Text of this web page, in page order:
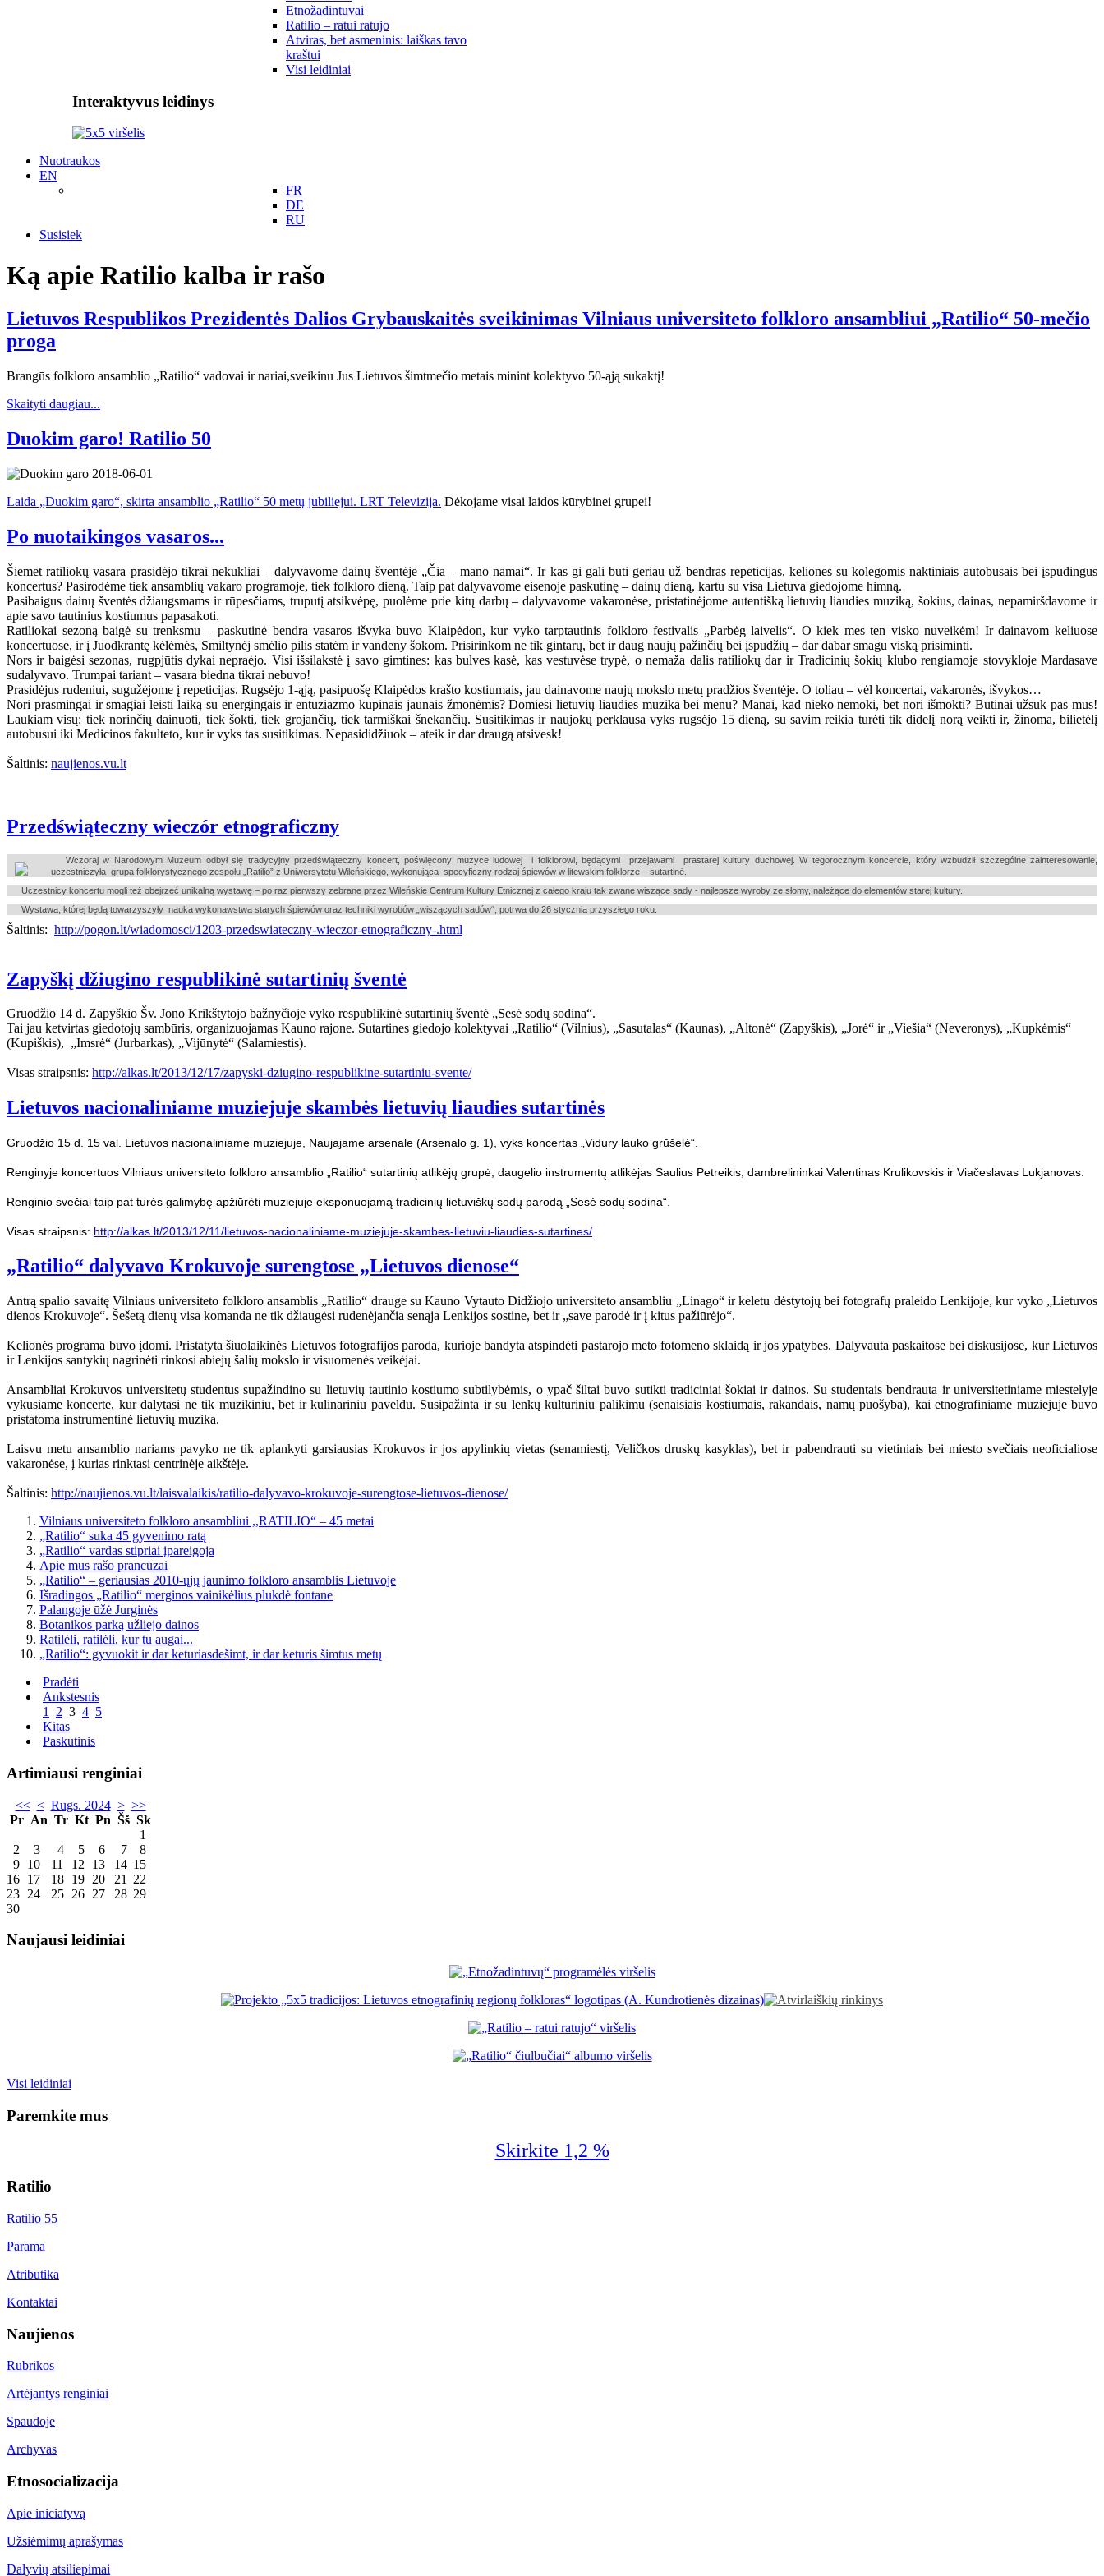
Etnožadintuvai
Ratilio – ratui ratujo
Atviras, bet asmeninis: laiškas tavo
kraštui
Visi leidiniai
Interaktyvus leidinys
Nuotraukos
EN
FR
DE
RU
Susisiek
Ką apie Ratilio kalba ir rašo
Lietuvos Respublikos Prezidentės Dalios Grybauskaitės sveikinimas Vilniaus universiteto folkloro ansambliui „Ratilio“ 50-mečio
proga
Brangūs folkloro ansamblio „Ratilio“ vadovai ir nariai,sveikinu Jus Lietuvos šimtmečio metais minint kolektyvo 50-ąją sukaktį!
Skaityti daugiau...
Duokim garo! Ratilio 50
Laida „Duokim garo“, skirta ansamblio „Ratilio“ 50 metų jubiliejui. LRT Televizija. Dėkojame visai laidos kūrybinei grupei!
Po nuotaikingos vasaros...
Šiemet ratiliokų vasara prasidėjo tikrai nekukliai – dalyvavome dainų šventėje „Čia – mano namai“. Ir kas gi gali būti geriau už bendras repeticijas, keliones su kolegomis naktiniais autobusais bei įspūdingus
koncertus? Pasirodėme tiek ansamblių vakaro programoje, tiek folkloro dieną. Taip pat dalyvavome eisenoje paskutinę – dainų dieną, kartu su visa Lietuva giedojome himną.
Pasibaigus dainų šventės džiaugsmams ir rūpesčiams, truputį atsikvėpę, puolėme prie kitų darbų – dalyvavome vakaronėse, pristatinėjome autentišką lietuvių liaudies muziką, šokius, dainas, nepamiršdavome ir
apie savo tautinius kostiumus papasakoti.
Ratiliokai sezoną baigė su trenksmu – paskutinė bendra vasaros išvyka buvo Klaipėdon, kur vyko tarptautinis folkloro festivalis „Parbėg laivelis“. O kiek mes ten visko nuveikėm! Ir dainavom keliuose
koncertuose, ir į Juodkrantę kėlėmės, Smiltynėj smėlio pilis statėm ir vandeny šokom. Prisirinkom ne tik gintarų, bet ir daug naujų pažinčių bei įspūdžių – dar dabar smagu viską prisiminti.
Nors ir baigėsi sezonas, rugpjūtis dykai nepraėjo. Visi išsilakstė į savo gimtines: kas bulves kasė, kas vestuvėse trypė, o nemaža dalis ratiliokų dar ir Tradicinių šokių klubo rengiamoje stovykloje Mardasave
sudalyvavo. Trumpai tariant – vasara biedna tikrai nebuvo!
Prasidėjus rudeniui, sugužėjome į repeticijas. Rugsėjo 1-ąją, pasipuošę Klaipėdos krašto kostiumais, jau dainavome naujų mokslo metų pradžios šventėje. O toliau – vėl koncertai, vakaronės, išvykos…
Nori prasmingai ir smagiai leisti laiką su energingais ir entuziazmo kupinais jaunais žmonėmis? Domiesi lietuvių liaudies muzika bei menu? Manai, kad nieko nemoki, bet nori išmokti? Būtinai užsuk pas mus!
Laukiam visų: tiek norinčių dainuoti, tiek šokti, tiek grojančių, tiek tarmiškai šnekančių. Susitikimas ir naujokų perklausa vyks rugsėjo 15 dieną, su savim reikia turėti tik didelį norą veikti ir, žinoma, bilietėlį
autobusui iki Medicinos fakulteto, kur ir vyks tas susitikimas. Nepasididžiuok – ateik ir dar draugą atsivesk!
Šaltinis: naujienos.vu.lt
Przedświąteczny wieczór etnograficzny
Wczoraj w Narodowym Muzeum odbył się tradycyjny przedświąteczny koncert, poświęcony muzyce ludowej i folklorowi, będącymi przejawami prastarej kultury duchowej. W tegorocznym koncercie, który wzbudził szczególne zainteresowanie,
uczestniczyła grupa folklorystycznego zespołu „Ratilio” z Uniwersytetu Wileńskiego, wykonująca specyficzny rodzaj śpiewów w litewskim folklorze – sutartinė.
Uczestnicy koncertu mogli też obejrzeć unikalną wystawę – po raz pierwszy zebrane przez Wileńskie Centrum Kultury Etnicznej z całego kraju tak zwane wiszące sady - najlepsze wyroby ze słomy, należące do elementów starej kultury.
Wystawa, której będą towarzyszyły nauka wykonawstwa starych śpiewów oraz techniki wyrobów „wiszących sadów“, potrwa do 26 stycznia przyszłego roku.
Šaltinis: http://pogon.lt/wiadomosci/1203-przedswiateczny-wieczor-etnograficzny-.html
Zapyškį džiugino respublikinė sutartinių šventė
Gruodžio 14 d. Zapyškio Šv. Jono Krikštytojo bažnyčioje vyko respublikinė sutartinių šventė „Sesė sodų sodina“.
Tai jau ketvirtas giedotojų sambūris, organizuojamas Kauno rajone. Sutartines giedojo kolektyvai „Ratilio“ (Vilnius), „Sasutalas“ (Kaunas), „Altonė“ (Zapyškis), „Jorė“ ir „Viešia“ (Neveronys), „Kupkėmis“
(Kupiškis), „Imsrė“ (Jurbarkas), „Vijūnytė“ (Salamiestis).
Visas straipsnis: http://alkas.lt/2013/12/17/zapyski-dziugino-respublikine-sutartiniu-svente/
Lietuvos nacionaliniame muziejuje skambės lietuvių liaudies sutartinės
Gruodžio 15 d. 15 val. Lietuvos nacionaliniame muziejuje, Naujajame arsenale (Arsenalo g. 1), vyks koncertas „Vidury lauko grūšelė“.
Renginyje koncertuos Vilniaus universiteto folkloro ansamblio „Ratilio“ sutartinių atlikėjų grupė, daugelio instrumentų atlikėjas Saulius Petreikis, dambrelininkai Valentinas Krulikovskis ir Viačeslavas Lukjanovas.
Renginio svečiai taip pat turės galimybę apžiūrėti muziejuje eksponuojamą tradicinių lietuviškų sodų parodą „Sesė sodų sodina“.
Visas straipsnis: http://alkas.lt/2013/12/11/lietuvos-nacionaliniame-muziejuje-skambes-lietuviu-liaudies-sutartines/
„Ratilio“ dalyvavo Krokuvoje surengtose „Lietuvos dienose“
Antrą spalio savaitę Vilniaus universiteto folkloro ansamblis „Ratilio“ drauge su Kauno Vytauto Didžiojo universiteto ansambliu „Linago“ ir keletu dėstytojų bei fotografų praleido Lenkijoje, kur vyko „Lietuvos
dienos Krokuvoje“. Šešetą dienų visa komanda ne tik džiaugėsi rudenėjančia senąja Lenkijos sostine, bet ir „save parodė ir į kitus pažiūrėjo“.
Kelionės programa buvo įdomi. Pristatyta šiuolaikinės Lietuvos fotografijos paroda, kurioje bandyta atspindėti pastarojo meto fotomeno sklaidą ir jos ypatybes. Dalyvauta paskaitose bei diskusijose, kur Lietuvos
ir Lenkijos santykių nagrinėti rinkosi abiejų šalių mokslo ir visuomenės veikėjai.
Ansambliai Krokuvos universitetų studentus supažindino su lietuvių tautinio kostiumo subtilybėmis, o ypač šiltai buvo sutikti tradiciniai šokiai ir dainos. Su studentais bendrauta ir universitetiniame miestelyje
vykusiame koncerte, kur dalytasi ne tik muzikiniu, bet ir kulinariniu paveldu. Susipažinta ir su lenkų kultūriniu palikimu (senaisiais kostiumais, rakandais, namų puošyba), kai etnografiniame muziejuje buvo
pristatoma instrumentinė lietuvių muzika.
Laisvu metu ansamblio nariams pavyko ne tik aplankyti garsiausias Krokuvos ir jos apylinkių vietas (senamiestį, Veličkos druskų kasyklas), bet ir pabendrauti su vietiniais bei miesto svečiais neoficialiose
vakaronėse, į kurias rinktasi centrinėje aikštėje.
Šaltinis: http://naujienos.vu.lt/laisvalaikis/ratilio-dalyvavo-krokuvoje-surengtose-lietuvos-dienose/
Vilniaus universiteto folkloro ansambliui ,,RATILIO“ – 45 metai
„Ratilio“ suka 45 gyvenimo ratą
„Ratilio“ vardas stipriai įpareigoja
Apie mus rašo prancūzai
„Ratilio“ – geriausias 2010-ųjų jaunimo folkloro ansamblis Lietuvoje
Išradingos „Ratilio“ merginos vainikėlius plukdė fontane
Palangoje ūžė Jurginės
Botanikos parką užliejo dainos
Ratilėli, ratilėli, kur tu augai...
„Ratilio“: gyvuokit ir dar keturiasdešimt, ir dar keturis šimtus metų
Pradėti
Ankstesnis
1
2 3 4 5
Kitas
Paskutinis
Artimiausi renginiai
<< < Rugs. 2024 > >>
Pr An Tr Kt Pn Šš Sk
1
2
3 4 5 6 7
8
9 10 11 12 13 14 15
16 17 18 19 20 21
22
23 24 25 26 27 28 29
30
Naujausi leidiniai
Visi leidiniai
Paremkite mus
Skirkite 1,2 %
Ratilio
Ratilio 55
Parama
Atributika
Kontaktai
Naujienos
Rubrikos
Artėjantys renginiai
Spaudoje
Archyvas
Etnosocializacija
Apie iniciatyvą
Užsiėmimų aprašymas
Dalyvių atsiliepimai